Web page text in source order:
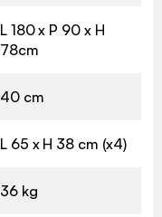
L 180 x P 90 x H
78cm
40 cm
L 65 x H 38 cm (x4)
36 kg